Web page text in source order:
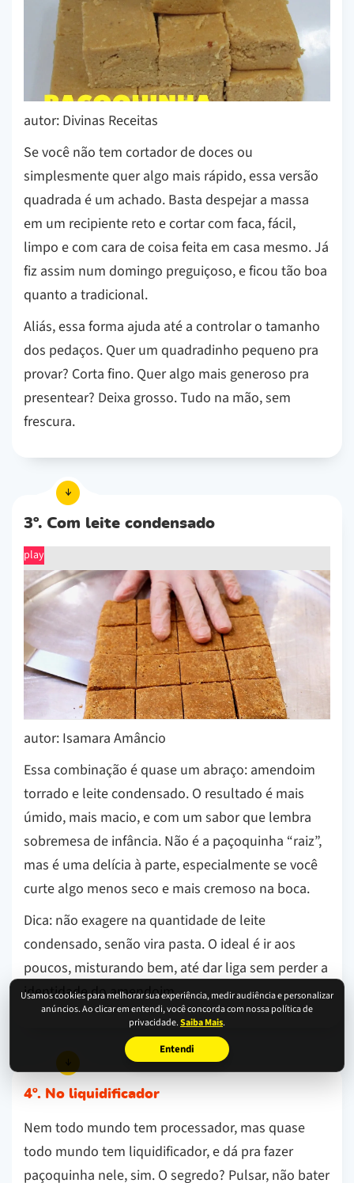
Usamos cookies para melhorar sua experiência, medir audiência e personalizar
anúncios. Ao clicar em entendi, você concorda com nossa política de
privacidade.Saiba Mais.
Entendi
autor: Divinas Receitas
Se você não tem cortador de doces ou
simplesmente quer algo mais rápido, essa versão
quadrada é um achado. Basta despejar a massa
em um recipiente reto e cortar com faca, fácil,
limpo e com cara de coisa feita em casa mesmo. Já
fiz assim num domingo preguiçoso, e ficou tão boa
quanto a tradicional.
Aliás, essa forma ajuda até a controlar o tamanho
dos pedaços. Quer um quadradinho pequeno pra
provar? Corta fino. Quer algo mais generoso pra
presentear? Deixa grosso. Tudo na mão, sem
frescura.
3º. Com leite condensado
play
autor: Isamara Amâncio
Essa combinação é quase um abraço: amendoim
torrado e leite condensado. O resultado é mais
úmido, mais macio, e com um sabor que lembra
sobremesa de infância. Não é a paçoquinha “raiz”,
mas é uma delícia à parte, especialmente se você
curte algo menos seco e mais cremoso na boca.
Dica: não exagere na quantidade de leite
condensado, senão vira pasta. O ideal é ir aos
poucos, misturando bem, até dar liga sem perder a
identidade do amendoim.
4º. No liquidificador
Nem todo mundo tem processador, mas quase
todo mundo tem liquidificador, e dá pra fazer
paçoquinha nele, sim. O segredo? Pulsar, não bater